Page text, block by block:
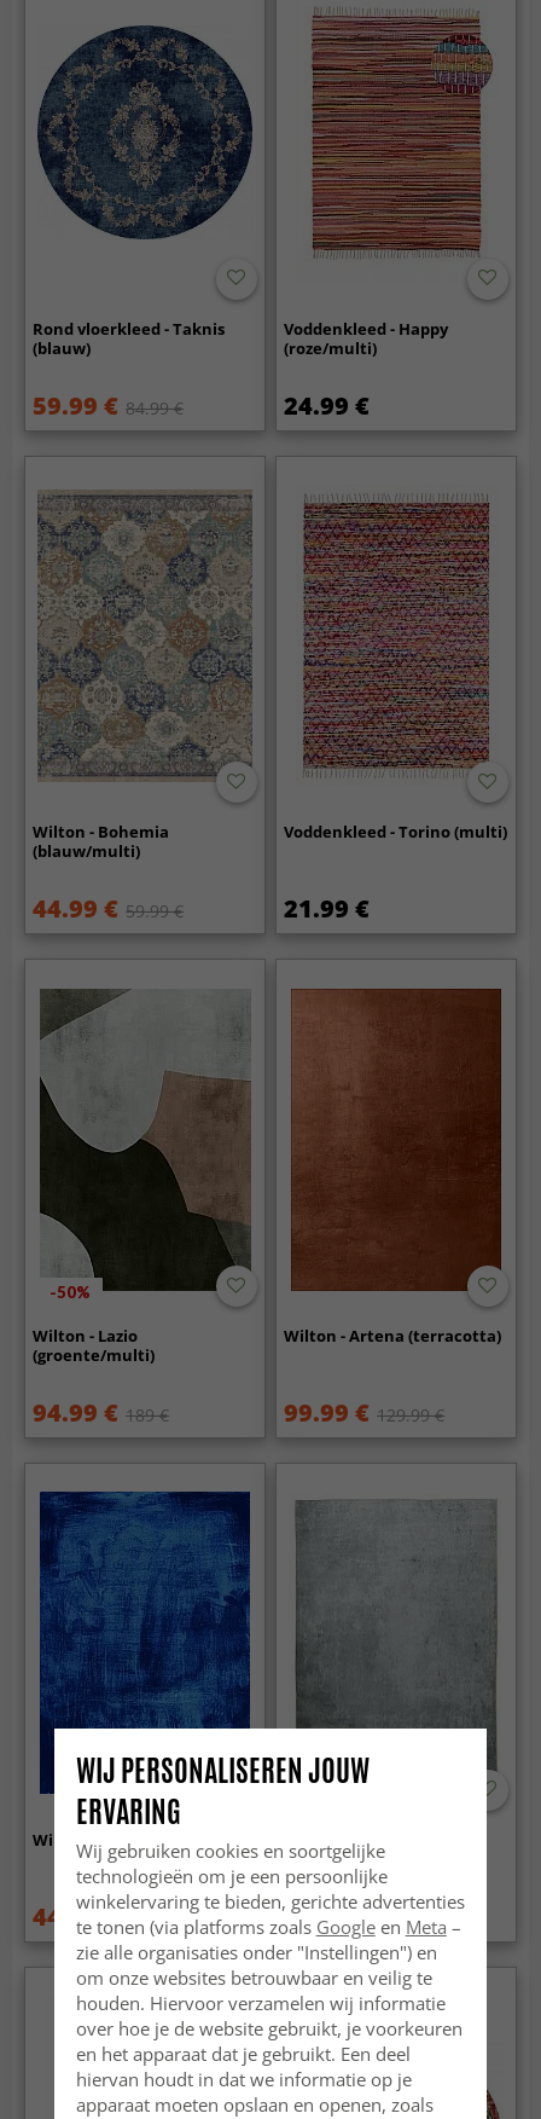
Rond vloerkleed - Taknis
(blauw)
59.99 € 84.99 €
Voddenkleed - Happy
(roze/multi)
24.99 €
Wilton - Bohemia
(blauw/multi)
44.99 € 59.99 €
Voddenkleed - Torino (multi)
21.99 €
-50%
Wilton - Lazio
(groente/multi)
94.99 € 189 €
Wilton - Artena (terracotta)
99.99 € 129.99 €
Wilton - Campile (blauw)
44.99 € 59.99 €
Wilton - Lynton (grijs)
44.99 € 59.99 €
WIJ PERSONALISEREN JOUW
ERVARING
Wij gebruiken cookies en soortgelijke
technologieën om je een persoonlijke
winkelervaring te bieden, gerichte advertenties
te tonen (via platforms zoals Googleen Meta –
zie alle organisaties onder "Instellingen") en
om onze websites betrouwbaar en veilig te
houden. Hiervoor verzamelen wij informatie
over hoe je de website gebruikt, je voorkeuren
en het apparaat dat je gebruikt. Een deel
hiervan houdt in dat we informatie op je
apparaat moeten opslaan en openen, zoals